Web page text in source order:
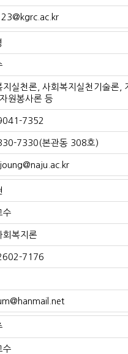
지실천론, 사회복지실천기술론,
원봉사론 등
7352
7330(본관동 308호)
수
회복지론
7176
수